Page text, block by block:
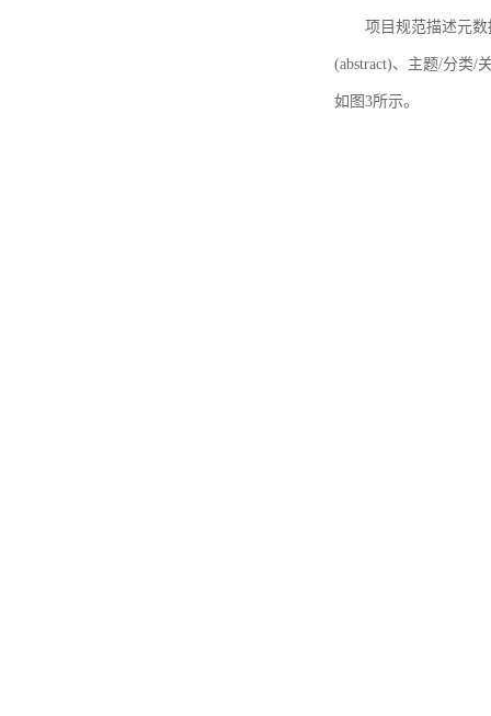
项目规范描述元
(abstract)、主题/分类/
如图3所示。